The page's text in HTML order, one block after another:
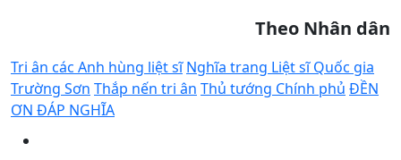
Theo Nhân dân
Tri ân các Anh hùng liệt sĩ Nghĩa trang Liệt sĩ Quốc gia
Trường Sơn Thắp nến tri ân Thủ tướng Chính phủ ĐỀN
ƠN ĐÁP NGHĨA